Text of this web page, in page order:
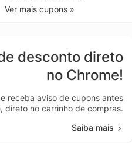
Ver mais cupons »
desconto direto
no Chrome!
receba aviso de cupons antes
direto no carrinho de compras.
Saiba mais